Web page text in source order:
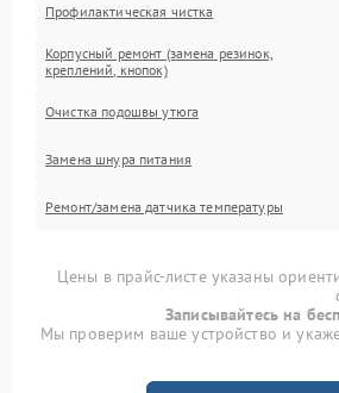
Профилактическая чистка
Корпусный ремонт (замена резинок,
креплений, кнопок)
Очистка подошвы утюга
Замена шнура питания
Ремонт/замена датчика температуры
Цены в прайс-листе указаны
Записывайтесь на
Мы проверим ваше устройство и